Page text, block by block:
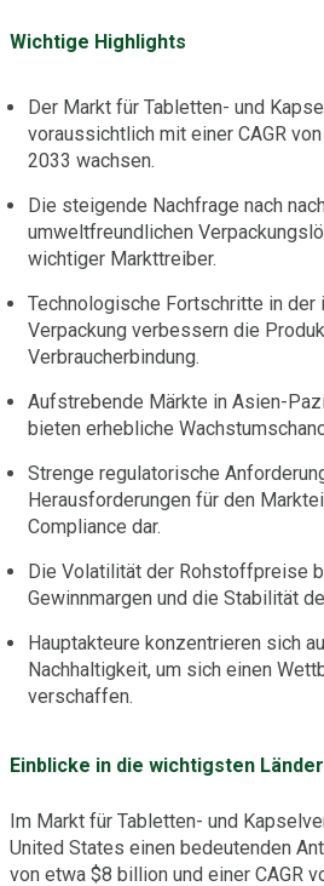
Wichtige Highlights
Der Markt für Tabletten- und
voraussichtlich mit einer CAGR
2033 wachsen.
Die steigende Nachfrage nach
umweltfreundlichen
wichtiger Markttreiber.
Technologische Fortschritte in der
Verpackung verbessern die
Verbraucherbindung.
Aufstrebende Märkte in Asien-
bieten erhebliche
Strenge regulatorische
Herausforderungen für den
Compliance dar.
Die Volatilität der Rohstoffpreise
Gewinnmargen und die Stabilität
Hauptakteure konzentrieren sich
Nachhaltigkeit, um sich einen
verschaffen.
Einblicke in die wichtigsten Länder
Im Markt für Tabletten- und
United States einen bedeutenden
von etwa $8 billion und einer CAGR